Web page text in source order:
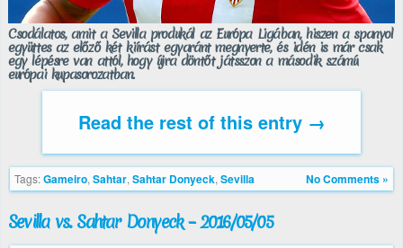
Csodálatos, amit a Sevilla produkál az Európa Ligában, hiszen a spanyol
együttes az előző két kiírást egyaránt megnyerte, és idén is már csak
egy lépésre van attól, hogy újra döntőt játsszon a második számú
európai kupasorozatban.
Read the rest of this entry →
Tags:Gameiro, Sahtar, Sahtar Donyeck, Sevilla No Comments »
Sevilla vs. Sahtar Donyeck – 2016/05/05